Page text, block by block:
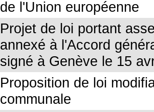
de l'Union européenne
Projet de loi portant
annexé à l'Accord
signé à Genève le 15
Proposition de loi
communale